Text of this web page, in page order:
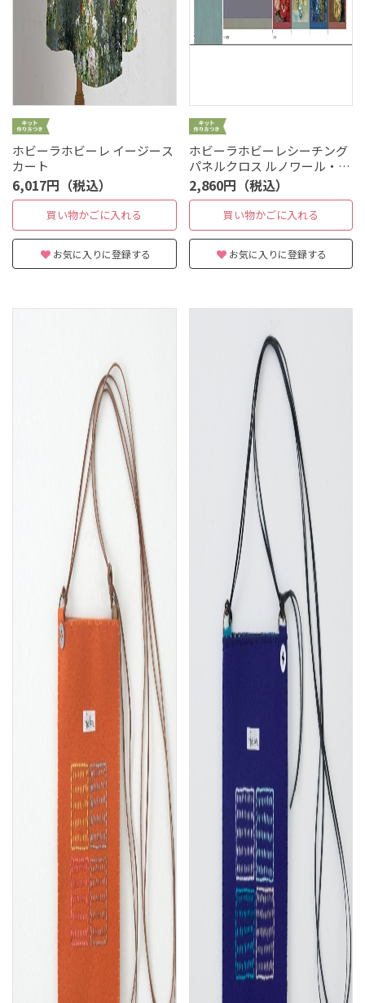
ホビーラホビーレ イージース
カート
6,017円（税込）
買い物かごに入れる
お気に入りに登録する
ホビーラホビーレシーチング
パネルクロス ルノワール・ア
ネモネとバラ
2,860円（税込）
買い物かごに入れる
お気に入りに登録する